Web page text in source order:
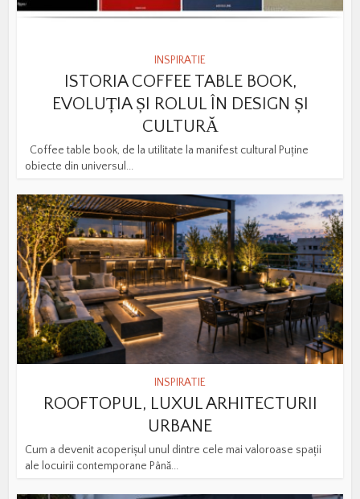
INSPIRATIE
ISTORIA COFFEE TABLE BOOK,
EVOLUȚIA ȘI ROLUL ÎN DESIGN ȘI
CULTURĂ
Coffee table book, de la utilitate la manifest cultural Puține
obiecte din universul...
INSPIRATIE
ROOFTOPUL, LUXUL ARHITECTURII
URBANE
Cum a devenit acoperișul unul dintre cele mai valoroase spații
ale locuirii contemporane Până...